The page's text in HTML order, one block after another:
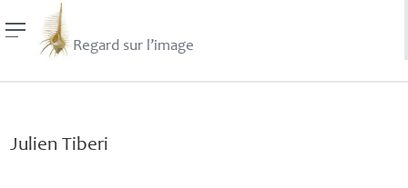
Regard sur l’image
Julien Tiberi